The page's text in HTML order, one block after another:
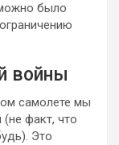
было
войны
самолете мы
факт, что
Это